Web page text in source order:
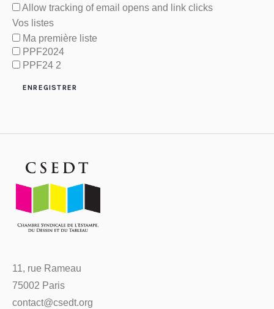
Allow tracking of email opens and link clicks
Vos listes
Ma première liste
PPF2024
PPF24 2
11, rue Rameau
75002 Paris
contact@csedt.org